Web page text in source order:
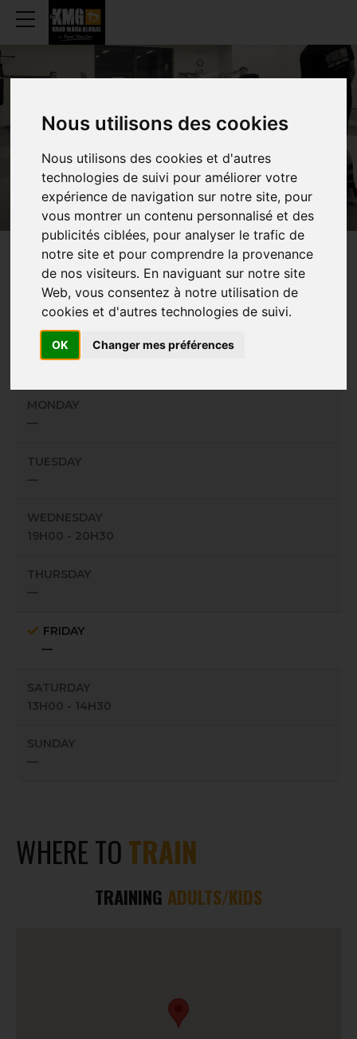
Nous utilisons des cookies
Nous utilisons des cookies et d'autres
technologies de suivi pour améliorer votre
expérience de navigation sur notre site, pour
vous montrer un contenu personnalisé et des
publicités ciblées, pour analyser le trafic de
notre site et pour comprendre la provenance
de nos visiteurs. En naviguant sur notre site
Web, vous consentez à notre utilisation de
cookies et d'autres technologies de suivi.
OK Changer mes préférences
IXELLES
WEEKLYSCHEDULE
TRAINING (ADULTS)
Centre sportif Ixellois - Rue Volta, 18 - 1050 Ixelles
MONDAY
—
TUESDAY
—
WEDNESDAY
19H00 - 20H30
THURSDAY
—
FRIDAY
—
SATURDAY
13H00 - 14H30
SUNDAY
—
WHERE TOTRAIN
TRAINING ADULTS/KIDS